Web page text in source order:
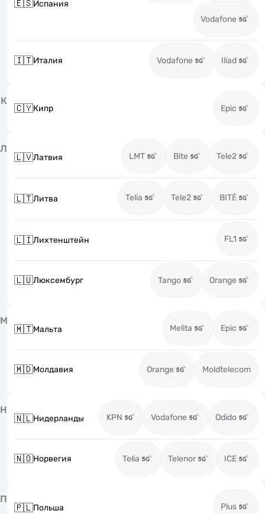
🇪🇸Испания
Vodafone
🇮🇹Италия Vodafone Iliad
К
🇨🇾Кипр Epic
Л
🇱🇻Латвия LMT Bite Tele2
🇱🇹Литва Telia Tele2 BITĖ
🇱🇮Лихтенштейн FL1
🇱🇺Люксембург Tango Orange
М
🇲🇹Мальта Melita Epic
🇲🇩Молдавия Orange Moldtelecom
Н
🇳🇱Нидерланды KPN Vodafone Odido
🇳🇴Норвегия Telia Telenor ICE
П
🇵🇱Польша Plus